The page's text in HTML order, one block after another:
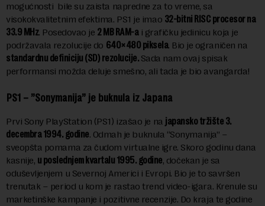
mogućnosti bile su zaista napredne za to vreme, sa
visokokvalitetnim efektima. PS1 je imao 32-bitni RISC procesor na
33.9 MHz. Posedovao je 2 MB RAM-ai grafičku jedinicu koja je
podržavala rezolucije do 640×480 piksela. Bio je ograničen na
standardnu definiciju (SD) rezolucije. Sada nam ovaj spisak
performansi možda deluje smešno, ali tada je bio avangarda!
PS1 – ”Sonymanija” je buknula iz Japana
Prvi Sony PlayStation (PS1) izašao je na japansko tržište 3.
decembra 1994. godine. Odmah je buknula “Sonymanija” –
sveopšta pomama za čudom virtualne igre. Skoro godinu dana
kasnije, u poslednjem kvartalu 1995. godine, dočekan je sa
oduševljenjem u Severnoj Americi i Evropi. Bio je to savršen
trenutak – period u kom je rastao trend video-igara. Krenule su
marketinške kampanje i pozitivne recenzije. Do kraja te godine